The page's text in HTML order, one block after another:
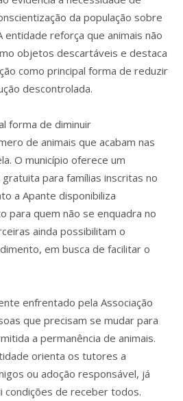
da população sobre
entidade reforça que animais não
objetos descartáveis e destaca
como principal forma de reduzir
descontrolada.
forma de diminuir
de animais que acabam nas
O município oferece um
para famílias inscritas no
a Apante disponibiliza
para quem não se enquadra no
ainda possibilitam o
em busca de facilitar o
enfrentado pela Associação
que precisam se mudar para
a permanência de animais.
orienta os tutores a
ou adoção responsável, já
condições de receber todos.